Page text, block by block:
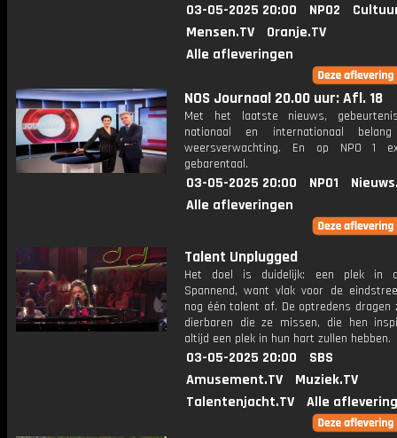
03-05-2025 20:00 NPO2
Mensen.TV
Oranje.TV
Alle afleveringen
NOS Journaal 20.00 uur: Afl. 18
Met het laatste nieuws,
nationaal en internationaal
weersverwachting. En op NPO 1
gebarentaal.
03-05-2025 20:00 NPO1
Alle afleveringen
Talent Unplugged
Het doel is duidelijk: een plek in
Spannend, want vlak voor de
nog één talent af. De optredens dragen
dierbaren die ze missen, die hen
altijd een plek in hun hart zullen hebben.
03-05-2025 20:00
SBS
Amusement.TV
Muziek.TV
Talentenjacht.TV
Alle